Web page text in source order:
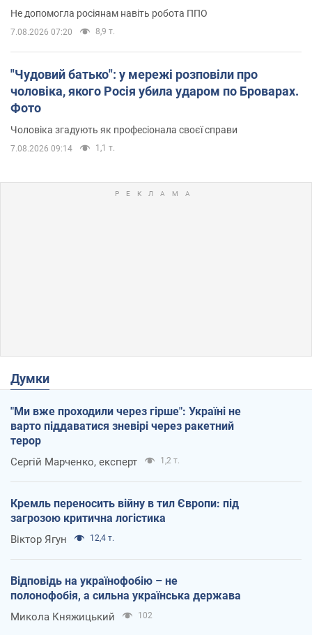
Не допомогла росіянам навіть робота ППО
7.08.2026 07:20 8,9 т.
"Чудовий батько": у мережі розповіли про
чоловіка, якого Росія убила ударом по Броварах.
Фото
Чоловіка згадують як професіонала своєї справи
7.08.2026 09:14 1,1 т.
Думки
"Ми вже проходили через гірше": Україні не
варто піддаватися зневірі через ракетний
терор
Сергій Марченко, експерт 1,2 т.
Кремль переносить війну в тил Європи: під
загрозою критична логістика
Віктор Ягун 12,4 т.
Відповідь на українофобію – не
полонофобія, а сильна українська держава
Микола Княжицький 102